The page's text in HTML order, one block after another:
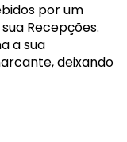
por um
Recepções.
a sua
deixando